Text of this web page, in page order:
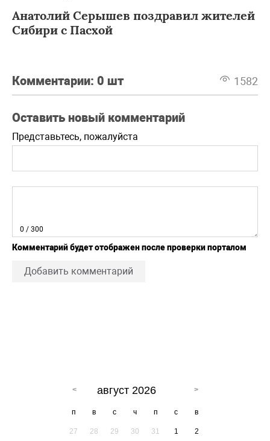
Анатолий Серышев поздравил жителей
Сибири с Пасхой
Комментарии: 0 шт 1582
Оставить новый комментарий
Представьтесь, пожалуйста
0 / 300
Комментарий будет отображен после проверки порталом
Добавить комментарий
август 2026
п в с ч п с в
27 28 29 30 31 1 2